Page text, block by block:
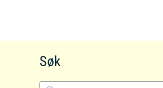
Søk
Products